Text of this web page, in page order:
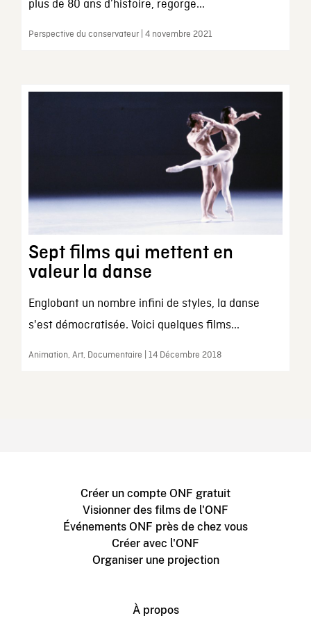
plus de 80 ans d’histoire, regorge...
Perspective du conservateur | 4 novembre 2021
Sept films qui mettent en
valeur la danse
Englobant un nombre infini de styles, la danse
s'est démocratisée. Voici quelques films...
Animation, Art, Documentaire | 14 Décembre 2018
Créer un compte ONF gratuit
Visionner des films de l'ONF
Événements ONF près de chez vous
Créer avec l'ONF
Organiser une projection
À propos